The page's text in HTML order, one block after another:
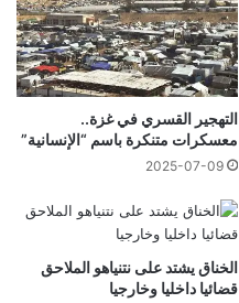
التهجير القسري في غزة..
معسكرات متنكرة باسم “الإنسانية”
2025-07-09
الخناق يشتد على نتنياهو الملاحق
قضائيا داخليا وخارجيا